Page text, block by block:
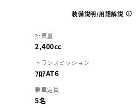
装備説明/用語解説
排気量
2,400cc
トランスミッション
ﾌﾛｱAT6
乗車定員
5名